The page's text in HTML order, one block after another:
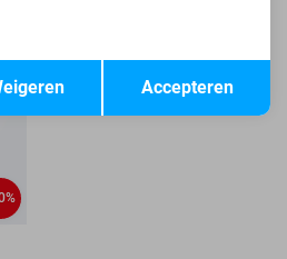
Opslaan
Accepteren